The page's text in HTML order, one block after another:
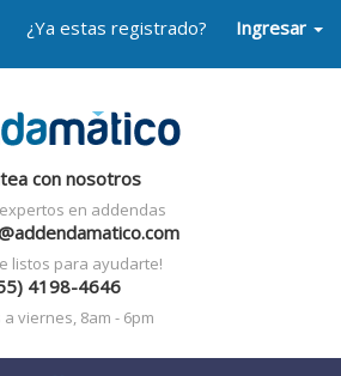
¿Ya estas registrado? Ingresar
con nosotros
en addendas
listos para ayudarte!
4198-4646
a viernes, 8am - 6pm